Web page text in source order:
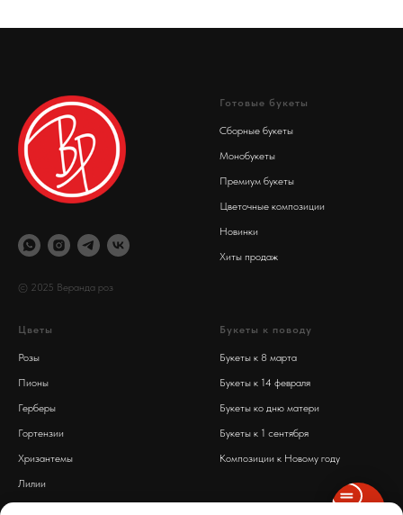
© 2025 Веранда роз
Готовые букеты
Сборные букеты
Монобукеты
Премиум букеты
Цветочные композиции
Новинки
Хиты продаж
Цветы
Розы
Пионы
Герберы
Гортензии
Хризантемы
Лилии
Букеты к поводу
Букеты к 8 марта
Букеты к 14 февраля
Букеты ко дню матери
Букеты к 1 сентября
Композиции к Новому году
Обработка персональных данных